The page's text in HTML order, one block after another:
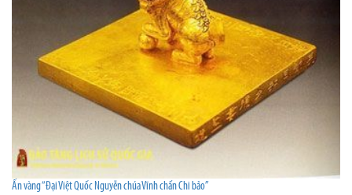
Ấn vàng “Đại Việt Quốc Nguyễn chúa Vĩnh chấn Chi bảo”